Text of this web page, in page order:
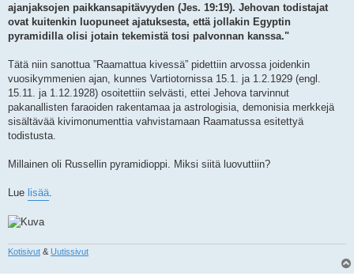
ajanjaksojen paikkansapitävyyden (Jes. 19:19). Jehovan todistajat
ovat kuitenkin luopuneet ajatuksesta, että jollakin Egyptin
pyramidilla olisi jotain tekemistä tosi palvonnan kanssa."
Tätä niin sanottua ”Raamattua kivessä” pidettiin arvossa joidenkin
vuosikymmenien ajan, kunnes Vartiotornissa 15.1. ja 1.2.1929 (engl.
15.11. ja 1.12.1928) osoitettiin selvästi, ettei Jehova tarvinnut
pakanallisten faraoiden rakentamaa ja astrologisia, demonisia merkkejä
sisältävää kivimonumenttia vahvistamaan Raamatussa esitettyä
todistusta.
Millainen oli Russellin pyramidioppi. Miksi siitä luovuttiin?
Lue lisää
Kotisivut & Uutissivut